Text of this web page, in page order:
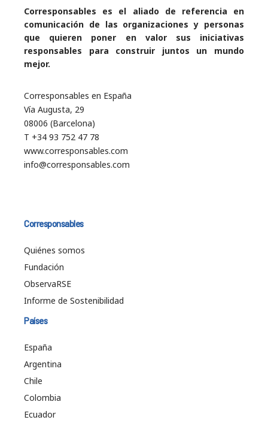
Corresponsables es el aliado de referencia en
comunicación de las organizaciones y personas
que quieren poner en valor sus iniciativas
responsables para construir juntos un mundo
mejor.
Corresponsables en España
Vía Augusta, 29
08006 (Barcelona)
T +34 93 752 47 78
www.corresponsables.com
info@corresponsables.com
Corresponsables
Quiénes somos
Fundación
ObservaRSE
Informe de Sostenibilidad
Países
España
Argentina
Chile
Colombia
Ecuador